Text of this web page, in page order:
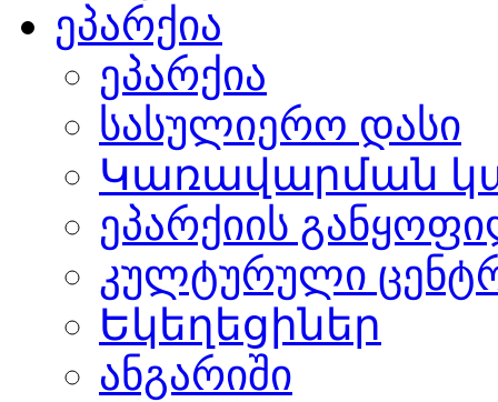
ეპარქია
ეპარქია
სასულიერო დასი
Կառավարման
ეპარქიის
კულტურული
Եկեղեցիներ
ანგარიში